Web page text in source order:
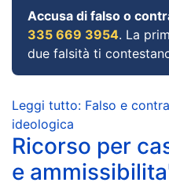
Accusa di falso o
335 669 3954. La
due falsità ti
Leggi tutto: Falso e
ideologica
Ricorso per
e